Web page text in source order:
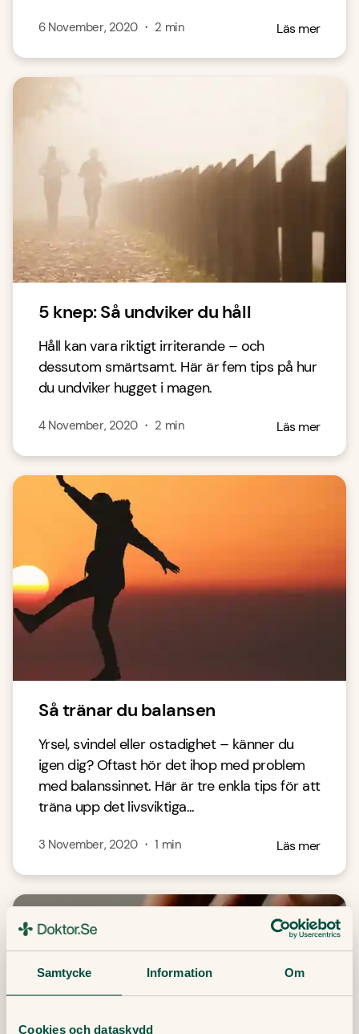
Samtycke Information Om
Cookies och dataskydd
6 November, 2020・ 2 min Läs mer
5 knep: Så undviker du håll
Håll kan vara riktigt irriterande – och
dessutom smärtsamt. Här är fem tips på hur
du undviker hugget i magen.
4 November, 2020・ 2 min Läs mer
Så tränar du balansen
Yrsel, svindel eller ostadighet – känner du
igen dig? Oftast hör det ihop med problem
med balanssinnet. Här är tre enkla tips för att
träna upp det livsviktiga...
3 November, 2020・1 min Läs mer